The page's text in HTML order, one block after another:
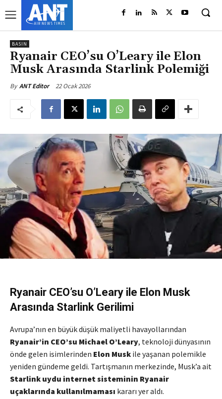
BASIN
Ryanair CEO’su O’Leary ile Elon
Musk Arasında Starlink Polemiği
By ANT Editor 22 Ocak 2026
Ryanair CEO’su O’Leary ile Elon Musk
Arasında Starlink Gerilimi
Avrupa’nın en büyük düşük maliyetli havayollarından
Ryanair’in CEO’su Michael O’Leary, teknoloji dünyasının
önde gelen isimlerinden Elon Musk ile yaşanan polemikle
yeniden gündeme geldi. Tartışmanın merkezinde, Musk’a ait
Starlink uydu internet sisteminin Ryanair
uçaklarında kullanılmaması kararı yer aldı.